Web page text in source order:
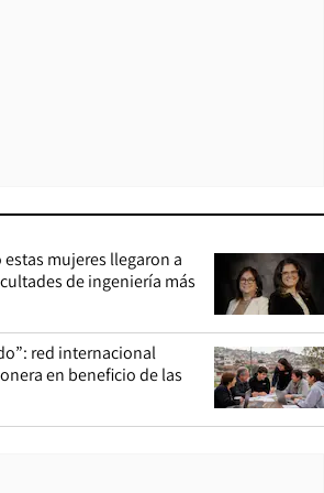
mujeres llegaron a
de ingeniería más
red internacional
en beneficio de las